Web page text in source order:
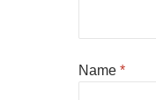
Name *